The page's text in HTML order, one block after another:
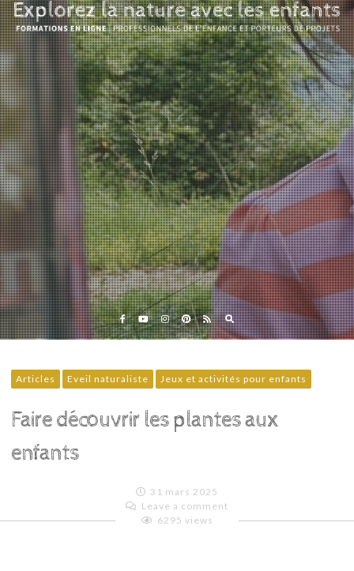
Eveil et Nature
Outils et Formations en ligne pour explorer la nature
avec les enfants
Articles Eveil naturaliste Jeux et activités pour enfants
Faire découvrir les plantes aux
enfants
31 mars 2025
Emilie
Leave a comment
6295 views